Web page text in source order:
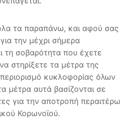
τα παραπάνω, και αφού σας
την μέχρι σήμερα
τη σοβαρότητα που έχετε
στηρίξετε τα μέτρα της
κυκλοφορίας όλων
μέτρα αυτά βασίζονται σε
για την αποτροπή περαιτέρω
Κορωνοϊού.